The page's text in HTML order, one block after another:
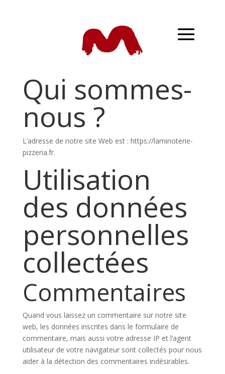
Qui sommes-
nous ?
L’adresse de notre site Web est : https://laminoterie-
pizzeria.fr.
Utilisation
des données
personnelles
collectées
Commentaires
Quand vous laissez un commentaire sur notre site
web, les données inscrites dans le formulaire de
commentaire, mais aussi votre adresse IP et l’agent
utilisateur de votre navigateur sont collectés pour nous
aider à la détection des commentaires indésirables.